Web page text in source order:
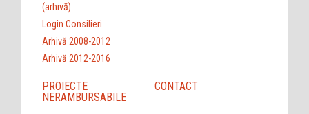
(arhivă)
Login Consilieri
Arhivă 2008-2012
Arhivă 2012-2016
PROIECTE
NERAMBURSABILE
CONTACT